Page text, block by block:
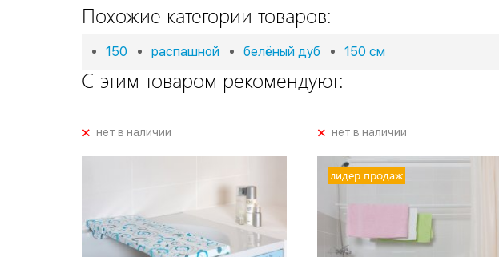
Похожие категории товаров:
150 распашной белёный дуб 150 см
С этим товаром рекомендуют:
+нет в наличии +нет в наличии
лидер продаж